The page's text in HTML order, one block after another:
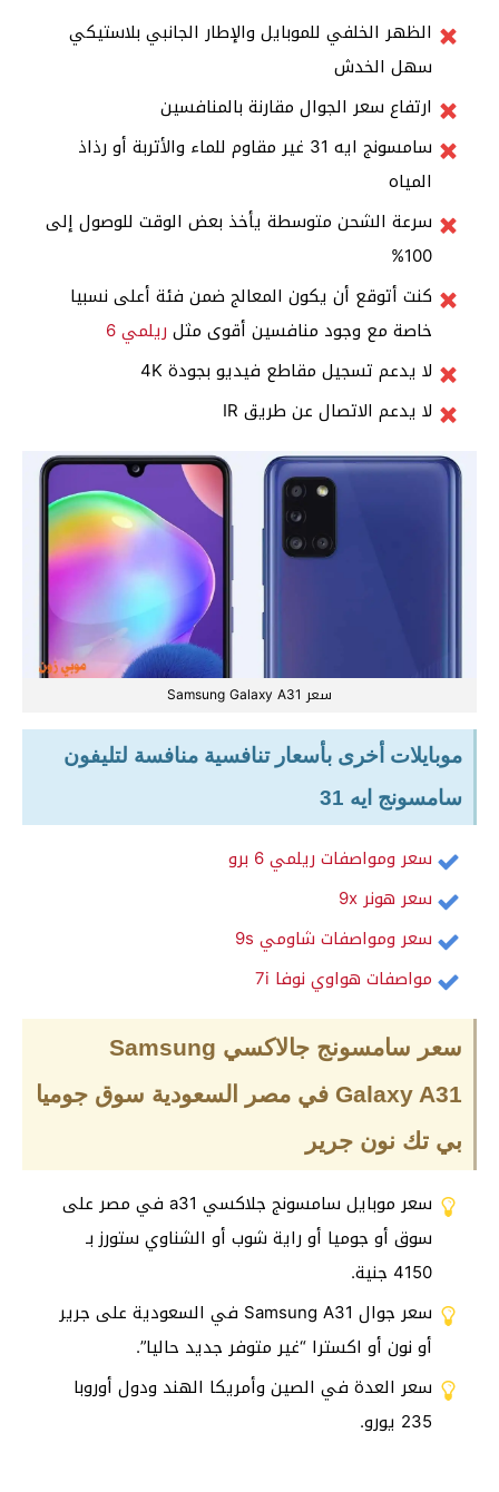
الظهر الخلفي للموبايل والإطار الجانبي بلاستيكي
سهل الخدش
ارتفاع سعر الجوال مقارنة بالمنافسين
سامسونج ايه 31 غير مقاوم للماء والأتربة أو رذاذ
المياه
سرعة الشحن متوسطة يأخذ بعض الوقت للوصول إلى
100%
كنت أتوقع أن يكون المعالج ضمن فئة أعلى نسبيا
خاصة مع وجود منافسين أقوى مثل ريلمي 6
لا يدعم تسجيل مقاطع فيديو بجودة 4K
لا يدعم الاتصال عن طريق IR
سعر Samsung Galaxy A31
موبايلات أخرى بأسعار تنافسية منافسة لتليفون
سامسونج ايه 31
سعر ومواصفات ريلمي 6 برو
سعر هونر 9x
سعر ومواصفات شاومي 9s
مواصفات هواوي نوفا 7i
سعر سامسونج جالاكسي Samsung
Galaxy A31 في مصر السعودية سوق جوميا
بي تك نون جرير
سعر موبايل سامسونج جلاكسي a31 في مصر على
سوق أو جوميا أو راية شوب أو الشناوي ستورز بـ
4150 جنية.
سعر جوال Samsung A31 في السعودية على جرير
أو نون أو اكسترا “غير متوفر جديد حاليا”.
سعر العدة في الصين وأمريكا الهند ودول أوروبا
235 يورو.